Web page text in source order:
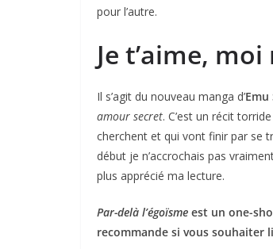
pour l’autre.
Je t’aime,
Il s’agit du nouveau manga d’
amour secret. C’est un récit
cherchent et qui vont finir par se
début je n’accrochais pas
plus apprécié ma lecture.
Par-delà l’égoïsme est un one-
recommande si vous souhaiter